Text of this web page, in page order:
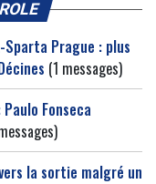
Sparta Prague : plus
(1 messages)
Fonseca
la sortie malgré un